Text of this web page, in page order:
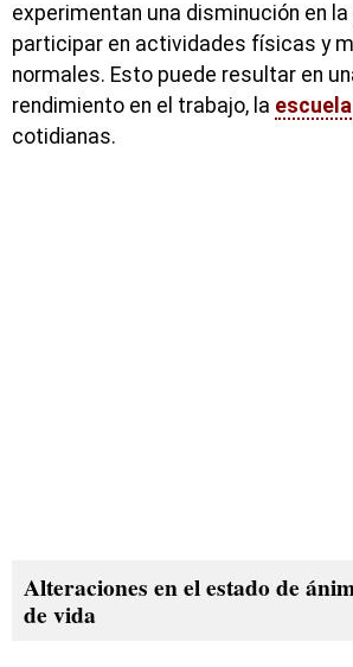
experimentan una disminución en la
participar en actividades físicas y
normales. Esto puede resultar en
rendimiento en el trabajo, la escuela
cotidianas.
Alteraciones en el estado de
de vida